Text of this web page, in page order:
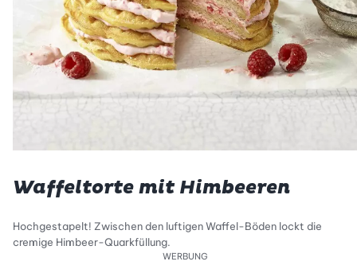
Waffeltorte mit Himbeeren
Hochgestapelt! Zwischen den luftigen Waffel-Böden lockt die
cremige Himbeer-Quarkfüllung.
WERBUNG